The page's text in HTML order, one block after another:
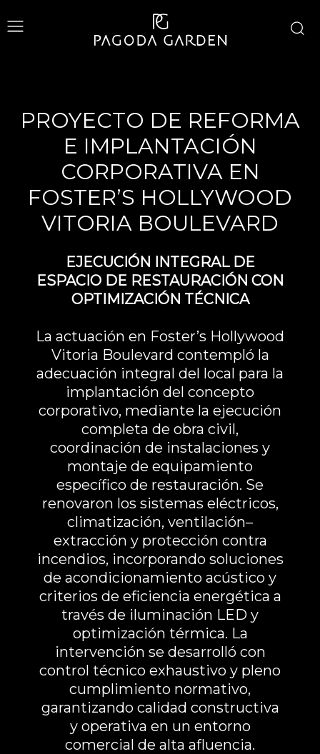
PROYECTO DE REFORMA
E IMPLANTACIÓN
CORPORATIVA EN
FOSTER’S HOLLYWOOD
VITORIA BOULEVARD
EJECUCIÓN INTEGRAL DE
ESPACIO DE RESTAURACIÓN CON
OPTIMIZACIÓN TÉCNICA
La actuación en Foster’s Hollywood
Vitoria Boulevard contempló la
adecuación integral del local para la
implantación del concepto
corporativo, mediante la ejecución
completa de obra civil,
coordinación de instalaciones y
montaje de equipamiento
específico de restauración. Se
renovaron los sistemas eléctricos,
climatización, ventilación–
extracción y protección contra
incendios, incorporando soluciones
de acondicionamiento acústico y
criterios de eficiencia energética a
través de iluminación LED y
optimización térmica. La
intervención se desarrolló con
control técnico exhaustivo y pleno
cumplimiento normativo,
garantizando calidad constructiva
y operativa en un entorno
comercial de alta afluencia.